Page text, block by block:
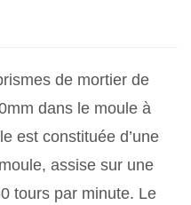
de mortier de
dans le moule à
est constituée d’une
assise sur une
tours par minute. Le